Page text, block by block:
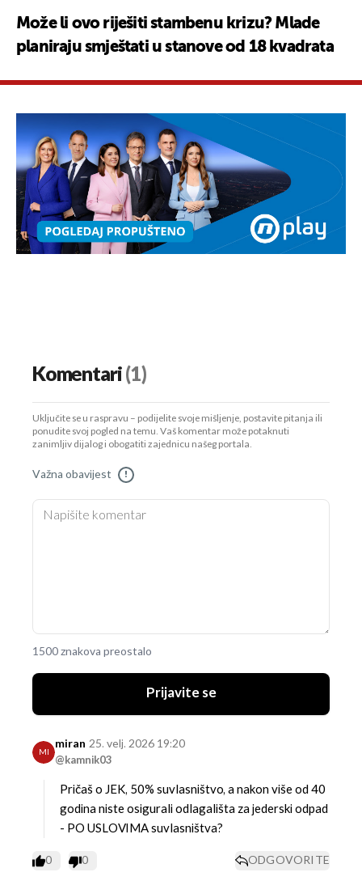
Može li ovo riješiti stambenu krizu? Mlade
planiraju smještati u stanove od 18 kvadrata
Komentari(1)
Uključite se u raspravu – podijelite svoje mišljenje, postavite pitanja ili
ponudite svoj pogled na temu. Vaš komentar može potaknuti
zanimljiv dijalog i obogatiti zajednicu našeg portala.
Važna obavijest !
1500 znakova preostalo
Prijavite se
MI
miran
@kamnik03
25. velj. 2026 19:20
Pričaš o JEK, 50% suvlasništvo, a nakon više od 40
godina niste osigurali odlagališta za jederski odpad
- PO USLOVIMA suvlasništva?
0 0 ODGOVORITE